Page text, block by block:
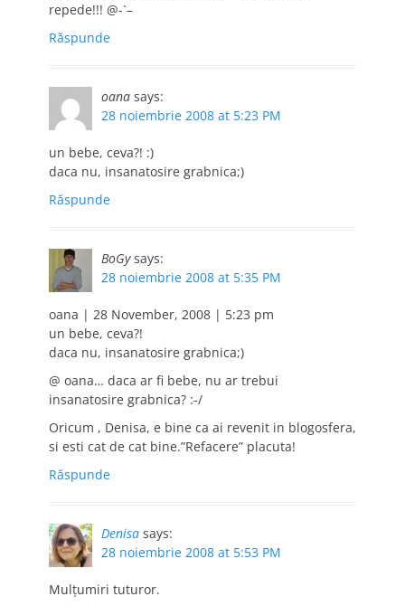
repede!!! @-`–
Răspunde
oana says:
28 noiembrie 2008 at 5:23 PM
un bebe, ceva?! :)
daca nu, insanatosire grabnica;)
Răspunde
BoGy says:
28 noiembrie 2008 at 5:35 PM
oana | 28 November, 2008 | 5:23 pm
un bebe, ceva?!
daca nu, insanatosire grabnica;)
@ oana… daca ar fi bebe, nu ar trebui
insanatosire grabnica? :-/
Oricum , Denisa, e bine ca ai revenit in blogosfera,
si esti cat de cat bine.”Refacere” placuta!
Răspunde
Denisa says:
28 noiembrie 2008 at 5:53 PM
Mulţumiri tuturor.